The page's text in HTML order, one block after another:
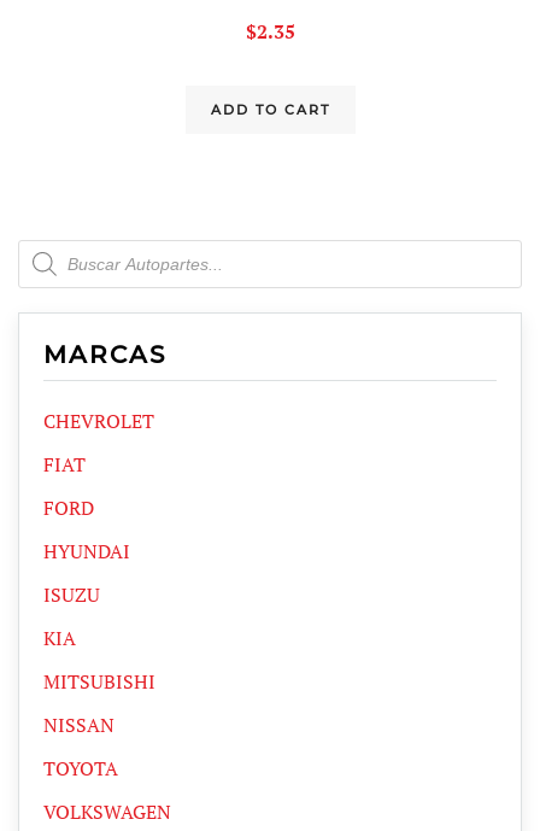
$2.35
ADD TO CART
Products
search
MARCAS
CHEVROLET
FIAT
FORD
HYUNDAI
ISUZU
KIA
MITSUBISHI
NISSAN
TOYOTA
VOLKSWAGEN